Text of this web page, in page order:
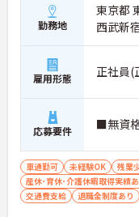
勤務地
東京都
西武新
雇用形態 正社員(
応募要件 ■無資
車通勤可 未経験OK 残業
産休･育休･介護休暇取得実績
交通費支給
退職金制度あり